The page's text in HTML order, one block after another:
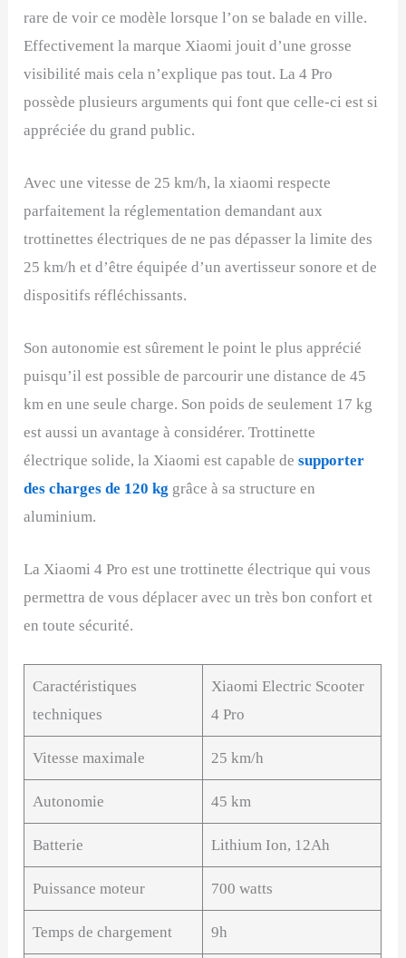
rare de voir ce modèle lorsque l’on se balade en ville.
Effectivement la marque Xiaomi jouit d’une grosse
visibilité mais cela n’explique pas tout. La 4 Pro
possède plusieurs arguments qui font que celle-ci est si
appréciée du grand public.
Avec une vitesse de 25 km/h, la xiaomi respecte
parfaitement la réglementation demandant aux
trottinettes électriques de ne pas dépasser la limite des
25 km/h et d’être équipée d’un avertisseur sonore et de
dispositifs réfléchissants.
Son autonomie est sûrement le point le plus apprécié
puisqu’il est possible de parcourir une distance de 45
km en une seule charge. Son poids de seulement 17 kg
est aussi un avantage à considérer. Trottinette
électrique solide, la Xiaomi est capable desupporter
des charges de 120 kg grâce à sa structure en
aluminium.
La Xiaomi 4 Pro est une trottinette électrique qui vous
permettra de vous déplacer avec un très bon confort et
en toute sécurité.
Caractéristiques
techniques
Xiaomi Electric Scooter
4 Pro
Vitesse maximale 25 km/h
Autonomie 45 km
Batterie Lithium Ion, 12Ah
Puissance moteur 700 watts
Temps de chargement 9h